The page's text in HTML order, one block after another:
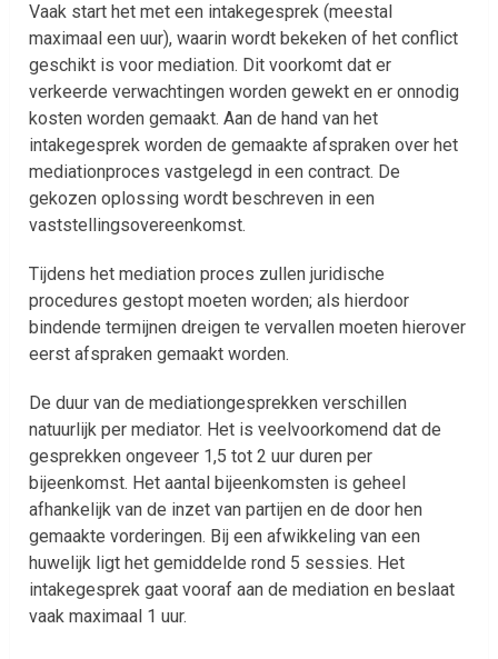
Vaak start het met een intakegesprek (meestal
maximaal een uur), waarin wordt bekeken of het conflict
geschikt is voor mediation. Dit voorkomt dat er
verkeerde verwachtingen worden gewekt en er onnodig
kosten worden gemaakt. Aan de hand van het
intakegesprek worden de gemaakte afspraken over het
mediationproces vastgelegd in een contract. De
gekozen oplossing wordt beschreven in een
vaststellingsovereenkomst.
Tijdens het mediation proces zullen juridische
procedures gestopt moeten worden; als hierdoor
bindende termijnen dreigen te vervallen moeten hierover
eerst afspraken gemaakt worden.
De duur van de mediationgesprekken verschillen
natuurlijk per mediator. Het is veelvoorkomend dat de
gesprekken ongeveer 1,5 tot 2 uur duren per
bijeenkomst. Het aantal bijeenkomsten is geheel
afhankelijk van de inzet van partijen en de door hen
gemaakte vorderingen. Bij een afwikkeling van een
huwelijk ligt het gemiddelde rond 5 sessies. Het
intakegesprek gaat vooraf aan de mediation en beslaat
vaak maximaal 1 uur.